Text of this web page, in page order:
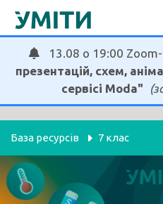
Перейти
13.08 о 19:00 Zoom-
презентацій, схем,
сервісі Moda"
База ресурсів 7 клас